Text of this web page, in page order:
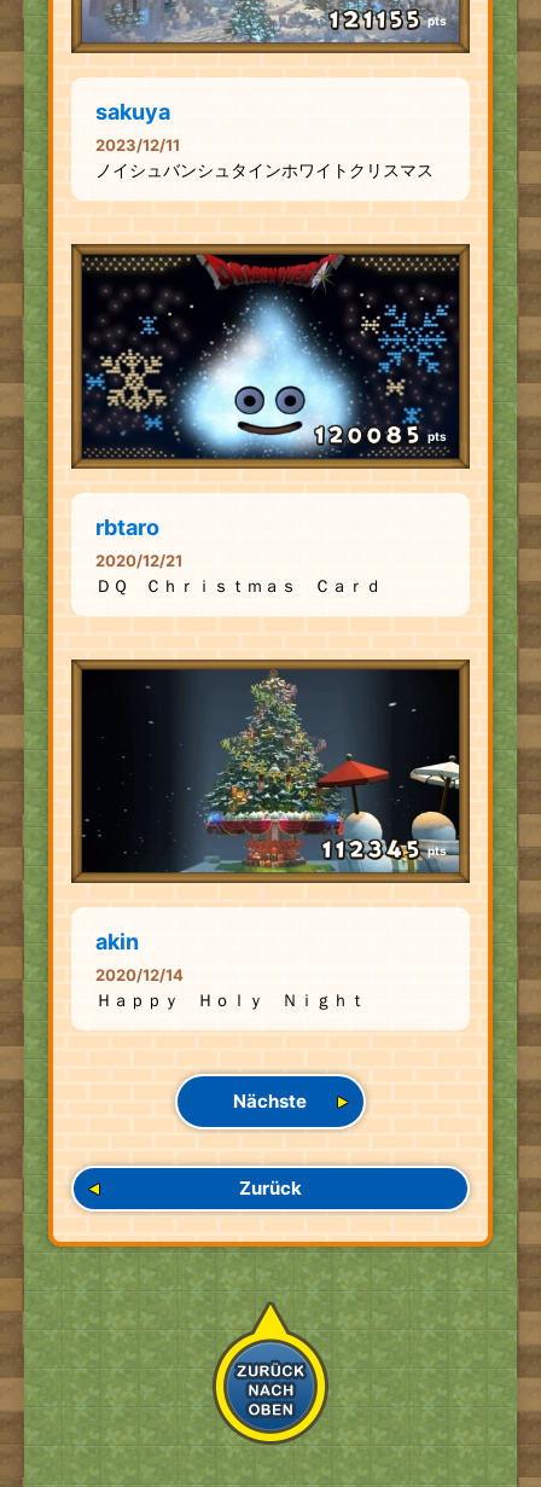
pts
sakuya
2023/12/11
ノイシュバンシュタインホワイトクリスマス
pts
rbtaro
2020/12/21
ＤＱ Ｃｈｒｉｓｔｍａｓ Ｃａｒｄ
pts
akin
2020/12/14
Ｈａｐｐｙ Ｈｏｌｙ Ｎｉｇｈｔ
Nächste
Zurück